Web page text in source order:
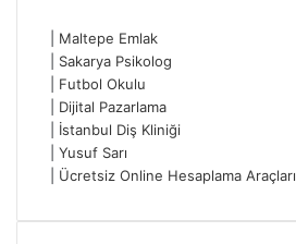
Maltepe Emlak
Sakarya Psikolog
Futbol Okulu
Dijital Pazarlama
İstanbul Diş Kliniği
Yusuf Sarı
Ücretsiz Online Hesaplama Araçları